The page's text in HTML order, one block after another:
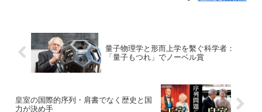
量子物理学と形而上学を繫ぐ科学者：
「量子もつれ」でノーベル賞
皇室の国際的序列・肩書でなく歴史と国
力が決め手